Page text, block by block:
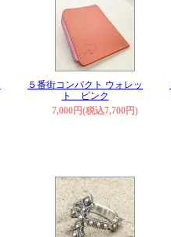
５番街コンパクト ウォレッ
ト ピンク
7,000円(税込7,700円)